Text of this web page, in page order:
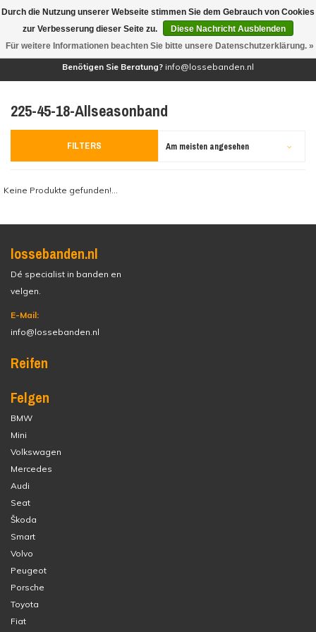
(0)
Benötigen Sie Beratung? info@lossebanden.nl
225-45-18-Allseasonband
FILTERS Am meisten angesehen
Keine Produkte gefunden!...
lossebanden.nl
Dé specialist in banden en
velgen.
E-Mail:
info@lossebanden.nl
Reifen
Felgen
BMW
Mini
Volkswagen
Mercedes
Audi
Seat
Škoda
Smart
Volvo
Peugeot
Porsche
Toyota
Fiat
Durch die Nutzung unserer Webseite stimmen Sie dem Gebrauch von Cookies
zur Verbesserung dieser Seite zu.
Diese Nachricht Ausblenden
Für weitere Informationen beachten Sie bitte unsere Datenschutzerklärung. »